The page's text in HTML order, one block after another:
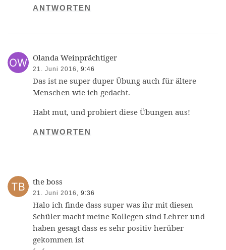
ANTWORTEN
Olanda Weinprächtiger
21. Juni 2016, 9:46
Das ist ne super duper Übung auch für ältere
Menschen wie ich gedacht.
Habt mut, und probiert diese Übungen aus!
ANTWORTEN
the boss
21. Juni 2016, 9:36
Halo ich finde dass super was ihr mit diesen
Schüler macht meine Kollegen sind Lehrer und
haben gesagt dass es sehr positiv herüber
gekommen ist